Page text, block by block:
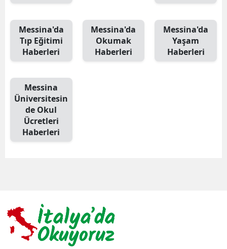
Messina'da
Tıp Eğitimi
Haberleri
Messina'da
Okumak
Haberleri
Messina'da
Yaşam
Haberleri
Messina
Üniversitesin
de Okul
Ücretleri
Haberleri